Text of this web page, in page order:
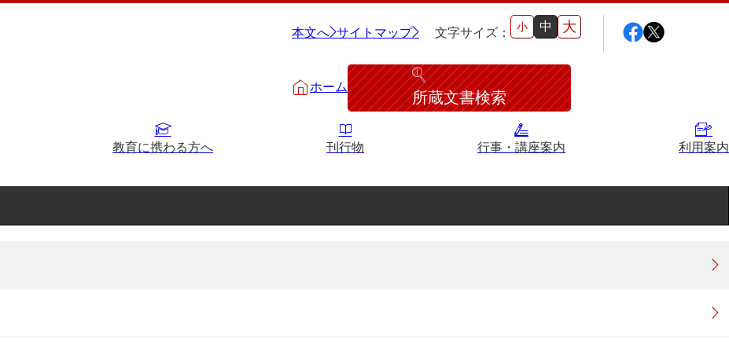
本文へ サイトマップ 文字サイズ： 小 中 大
ホーム
所蔵文書検索
教育に携わる方へ 刊行物 行事・講座案内 利用案内